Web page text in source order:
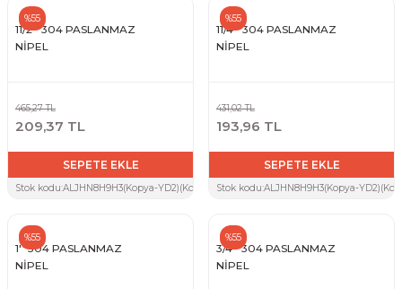
11/2'' 304 PASLANMAZ
NİPEL
%55
465,27 TL
209,37 TL
SEPETE EKLE
Stok kodu:ALJHN8H9H3(Kopya-YD2)(Kopya-A3V)(Kopya-5X6)(Kopya-BSL)
11/4'' 304 PASLANMAZ
NİPEL
%55
431,02 TL
193,96 TL
SEPETE EKLE
Stok kodu:ALJHN8H9H3(Kopya-
1'' 304 PASLANMAZ
NİPEL
%55
3/4'' 304 PASLANMAZ
NİPEL
%55